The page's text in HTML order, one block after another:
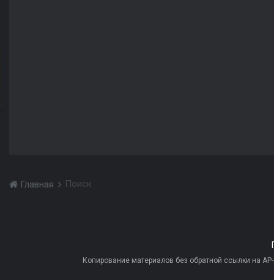
Главная Поиск
Копирование материалов без обратной ссылки на